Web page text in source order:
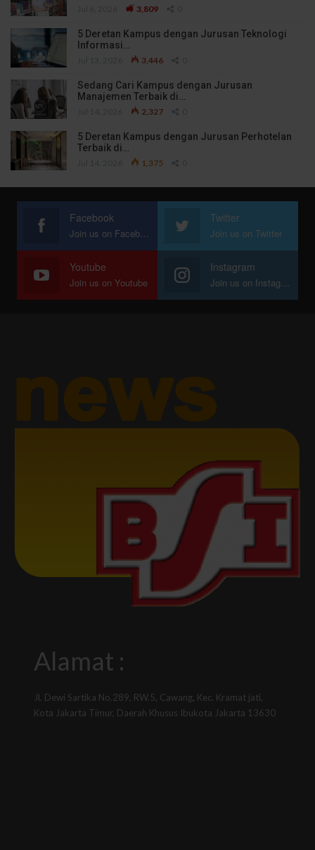
3,809
5 Deretan Kampus dengan Jurusan Teknologi
Informasi…
3,446
Sedang Cari Kampus dengan Jurusan
Manajemen Terbaik di…
2,327
5 Deretan Kampus dengan Jurusan Perhotelan
Terbaik di…
1,375
Facebook
Join us on Facebook
Twitter
Join us on Twitter
Youtube
Join us on Youtube
Instagram
Join us on Instagram
Alamat :
Jl. Dewi Sartika No.289, RW.5, Cawang, Kec. Kramat jati,
Kota Jakarta Timur, Daerah Khusus Ibukota Jakarta 13630